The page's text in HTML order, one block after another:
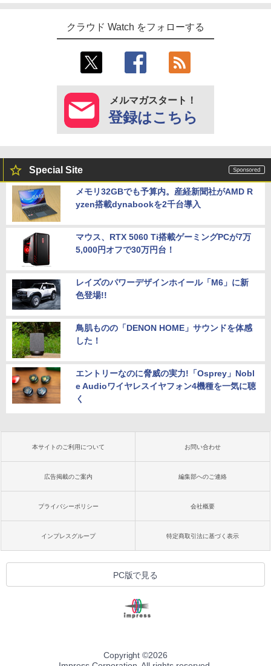
クラウド Watch をフォローする
メルマガスタート！
登録はこちら
Special Site
メモリ32GBでも予算内。産経新聞社がAMD R
yzen搭載dynabookを2千台導入
マウス、RTX 5060 Ti搭載ゲーミングPCが7万
5,000円オフで30万円台！
レイズのパワーデザインホイール「M6」に新
色登場!!
鳥肌ものの「DENON HOME」サウンドを体感
した！
エントリーなのに脅威の実力!「Osprey」Nobl
e Audioワイヤレスイヤフォン4機種を一気に聴
く
本サイトのご利用について お問い合わせ
広告掲載のご案内 編集部へのご連絡
プライバシーポリシー 会社概要
インプレスグループ 特定商取引法に基づく表示
PC版で見る
Copyright ©2026